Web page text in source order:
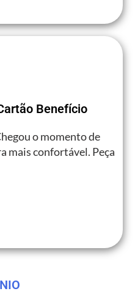
Benefício
o momento de
mais confortável. Peça